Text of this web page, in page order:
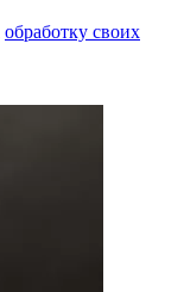
обработку своих